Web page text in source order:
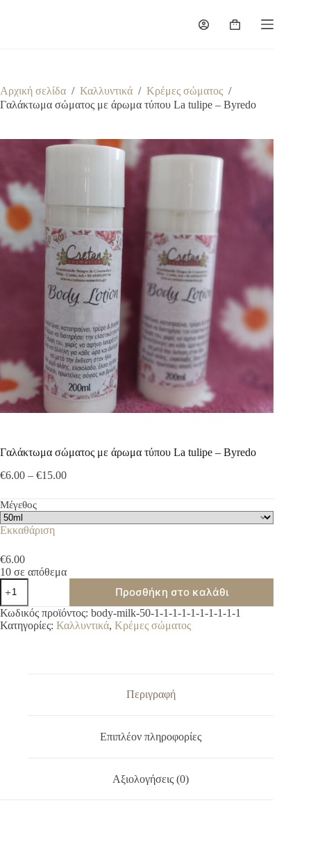
Καλάθι
Αρχική σελίδα / Καλλυντικά / Κρέμες σώματος /
Γαλάκτωμα σώματος με άρωμα τύπου La tulipe – Byredo
Γαλάκτωμα σώματος με άρωμα τύπου La tulipe – Byredo
€6.00 – €15.00Price
through
€15.00
Μέγεθος
Εκκαθάριση
€6.00
10 σε απόθεμα
Γαλάκτωμα
σώματος
με
άρωμα
τύπου
Προσθήκη στο καλάθι
A
l
Κωδικός προϊόντος: body-milk-50-1-1-1-1-1-1-1-1-1-1
Κατηγορίες: Καλλυντικά, Κρέμες σώματος
Περιγραφή
Επιπλέον πληροφορίες
Αξιολογήσεις (0)